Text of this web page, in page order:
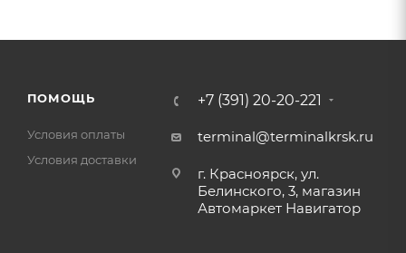
ПОМОЩЬ
Условия оплаты
Условия доставки
+7 (391) 20-20-221
terminal@terminalkrsk.ru
г. Красноярск, ул.
Белинского, 3, магазин
Автомаркет Навигатор